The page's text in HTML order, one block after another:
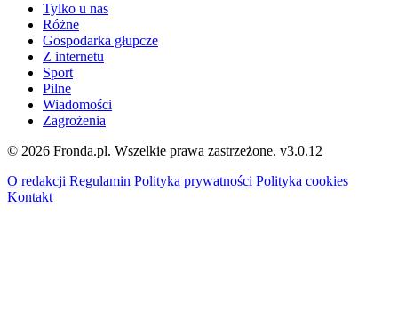
Tylko u nas
Różne
Gospodarka głupcze
Z internetu
Sport
Pilne
Wiadomości
Zagrożenia
© 2026 Fronda.pl. Wszelkie prawa zastrzeżone. v3.0.12
O redakcji Regulamin Polityka prywatności Polityka cookies
Kontakt